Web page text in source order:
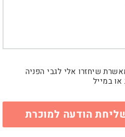
שיחזרו אלי לגבי הפניה
או במייל